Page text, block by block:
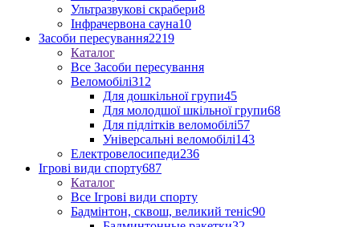
Ультразвукові скрабери8
Інфрачервона сауна10
Засоби пересування2219
Каталог
Все Засоби пересування
Веломобілі312
Для дошкільної групи45
Для молодшої шкільної групи68
Для підлітків веломобілі57
Універсальні веломобілі143
Електровелосипеди236
Ігрові види спорту687
Каталог
Все Ігрові види спорту
Бадмінтон, сквош, великий теніс90